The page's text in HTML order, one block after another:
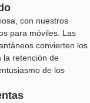
con nuestros
para móviles. Las
convierten los
la retención de
de los